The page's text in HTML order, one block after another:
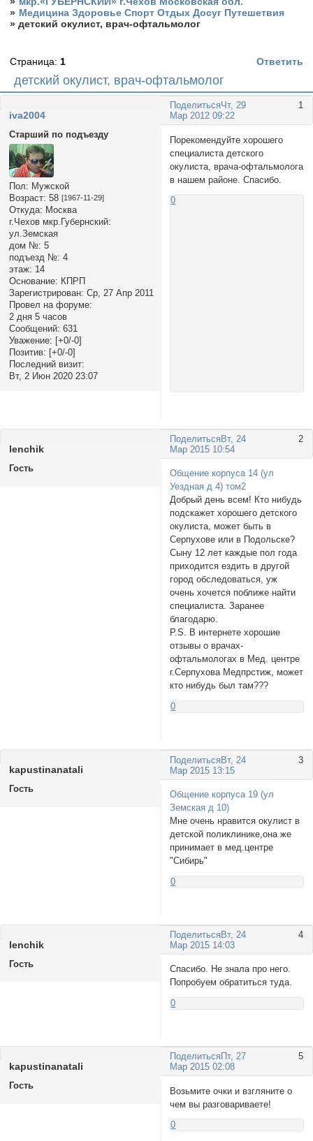
» Медицина Здоровье Спорт Отдых Досуг Путешетвия
»детский окулист, врач-офтальмолог
детский окулист, врач-офтальмолог
Страница: 1 Ответить
Поделиться 1
Чт, 29
Мар 2012 09:22
iva2004
Старший по подъезду
Пол: Мужской
Возраст: 58 [1967-11-29]
Откуда: Москва
г.Чехов мкр.Губернский:
ул.Земская
дом №: 5
подъезд №: 4
этаж: 14
Основание: КПРП
Зарегистрирован: Ср, 27 Апр 2011
Провел на форуме:
2 дня 5 часов
Сообщений: 631
Уважение: [+0/-0]
Позитив: [+0/-0]
Последний визит:
Вт, 2 Июн 2020 23:07
Порекомендуйте хорошего
специалиста детского
окулиста, врача-офтальмолога
в нашем районе. Спасибо.
0
Поделиться 2
Вт, 24
Мар 2015 10:54
lenchik
Гость
Общение корпуса 14 (ул
Уездная д 4) том2
Добрый день всем! Кто нибудь
подскажет хорошего детского
окулиста, может быть в
Серпухове или в Подольске?
Сыну 12 лет каждые пол года
приходится ездить в другой
город обследоваться, уж
очень хочется поближе найти
специалиста. Заранее
благодарю.
P.S. В интернете хорошие
отзывы о врачах-
офтальмологах в Мед. центре
г.Серпухова Медпрстиж, может
кто нибудь был там???
0
Поделиться 3
Вт, 24
Мар 2015 13:15
kapustinanatali
Гость
Общение корпуса 19 (ул
Земская д 10)
Мне очень нравится окулист в
детской поликлинике,она же
принимает в мед.центре
"Сибирь"
0
Поделиться 4
Вт, 24
Мар 2015 14:03
lenchik
Гость
Спасибо. Не знала про него.
Попробуем обратиться туда.
0
Поделиться 5
Пт, 27
Мар 2015 02:08
kapustinanatali
Гость
Возьмите очки и взгляните о
чем вы разговариваете!
0